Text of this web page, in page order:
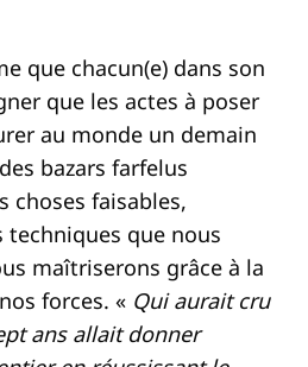
que chacun(e) dans son
que les actes à poser
au monde un demain
bazars farfelus
choses faisables,
techniques que nous
maîtriserons grâce à la
forces. « Qui aurait cru
ans allait donner